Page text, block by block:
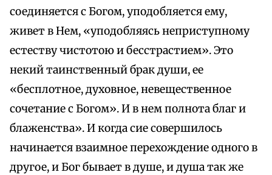
соединяется с Богом, уподобляется ему,
живет в Нем, «уподобляясь неприступному
естеству чистотою и бесстрастием». Это
некий таинственный брак души, ее
«бесплотное, духовное, невещественное
сочетание с Богом». И в нем полнота благ и
блаженства». И когда сие совершилось
начинается взаимное перехождение одного в
другое, и Бог бывает в душе, и душа так же